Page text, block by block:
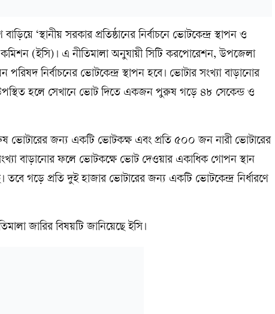
‘স্থানীয় সরকার প্রতিষ্ঠানের নির্বাচনে ভোটকেন্দ্র স্থাপন ও
কমিশন (ইসি)। এ নীতিমালা অনুযায়ী সিটি করপোরেশন, উপজেলা
নির্বাচনের ভোটকেন্দ্র স্থাপন হবে। ভোটার সংখ্যা বাড়ানোর
হলে সেখানে ভোট দিতে একজন পুরুষ গড়ে ৪৮ সেকেন্ড ও
ভোটারের জন্য একটি ভোটকক্ষ এবং প্রতি ৫০০ জন নারী ভোটারের
বাড়ানোর ফলে ভোটকক্ষে ভোট দেওয়ার একাধিক গোপন স্থান
তবে গড়ে প্রতি দুই হাজার ভোটারের জন্য একটি ভোটকেন্দ্র নির্ধারণে
জারির বিষয়টি জানিয়েছে ইসি।